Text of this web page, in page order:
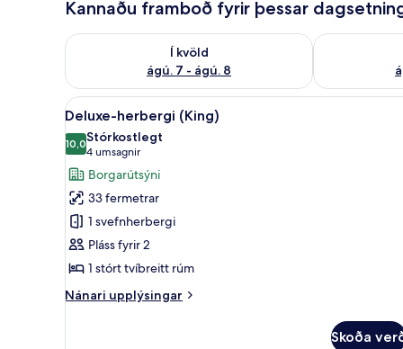
Kannaðu framboð fyrir þessar
Í kvöld
ágú. 7 - ágú. 8
Athuga framboð í kvöld ágú. 7 - ágú. 8Athuga
Skoða
allar
myndir
fyrir
Deluxe-
herbergi
(King)
Ítölsk Frette-rúmföt, rúmföt
4
Deluxe-herbergi (King)
10,010,0 af 10
Stórkostlegt
4 umsagnir
(4
umsagnir)
Borgarútsýni
33 fermetrar
1 svefnherbergi
Pláss fyrir 2
1 stórt tvíbreitt rúm
Nánari upplýsingar
Nánari
Skoða